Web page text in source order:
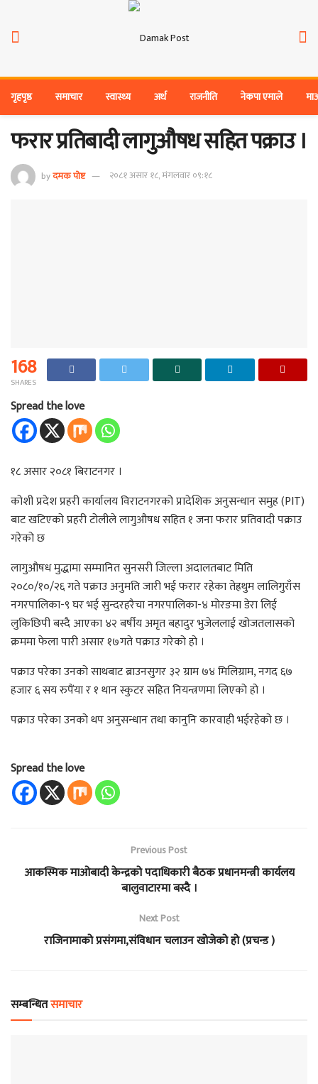
गृहपृष्ठ समाचार स्वास्थ्य अर्थ राजनीति नेकपा एमाले
फरार प्रतिबादी लागुऔषध सहित पक्राउ ।
byदमक पोष्ट २०८१ असार १८, मंगलवार ०९:१८
168
SHARES
Spread the love
१८ असार २०८१ बिराटनगर ।
कोशी प्रदेश प्रहरी कार्यालय विराटनगरको प्रादेशिक अनुसन्धान समुह (PIT)
बाट खटिएको प्रहरी टोलीले लागुऔषध सहित १ जना फरार प्रतिवादी पक्राउ
गरेको छ
लागुऔषध मुद्धामा सम्मानित सुनसरी जिल्ला अदालतबाट मिति
२०८०/१०/२६ गते पक्राउ अनुमति जारी भई फरार रहेका तेह्रथुम लालिगुराँस
नगरपालिका-९ घर भई सुन्दरहरैचा नगरपालिका-४ मोरङमा डेरा लिई
लुकिछिपी बस्दै आएका ४२ बर्षीय अमृत बहादुर भुजेललाई खोजतलासको
क्रममा फेला पारी असार १७गते पक्राउ गरेको हो ।
पक्राउ परेका उनको साथबाट ब्राउनसुगर ३२ ग्राम ७४ मिलिग्राम, नगद ६७
हजार ६ सय रुपैंया र १ थान स्कुटर सहित नियन्त्रणमा लिएको हो ।
पक्राउ परेका उनको थप अनुसन्धान तथा कानुनि कारवाही भईरहेको छ ।
Spread the love
Previous Post
आकस्मिक माओबादी केन्द्रको पदाधिकारी बैठक प्रधानमन्त्री कार्यलय
बालुवाटारमा बस्दै ।
Next Post
राजिनामाको प्रसंगमा,संविधान चलाउन खोजेको हो (प्रचन्ड )
सम्बन्धितसमाचार